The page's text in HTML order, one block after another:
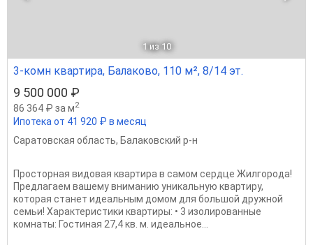
1 из 10
3-комн квартира, Балаково, 110 м², 8/14 эт.
9 500 000 ₽
86 364 ₽ за м2
Ипотека от 41 920 ₽ в месяц
Саратовская область, Балаковский р-н
Просторная видовая квартира в самом сердце Жилгорода!
Предлагаем вашему вниманию уникальную квартиру,
которая станет идеальным домом для большой дружной
семьи! Характеристики квартиры: • 3 изолированные
комнаты: Гостиная 27,4 кв. м. идеальное...